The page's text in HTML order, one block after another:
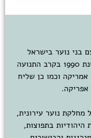
בני נוער בישראל
ובתפוצות. שליח הסוכנות היהודית משנת 1990 בקרב התנועה
אמריקה וכמו כן שליח
אפריקה.
מחלקת נוער עירונית,
בתפוצות,